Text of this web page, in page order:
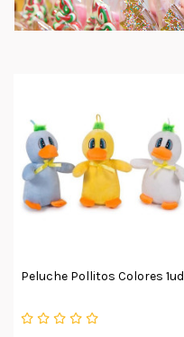
Peluche Pollitos Colores 1ud